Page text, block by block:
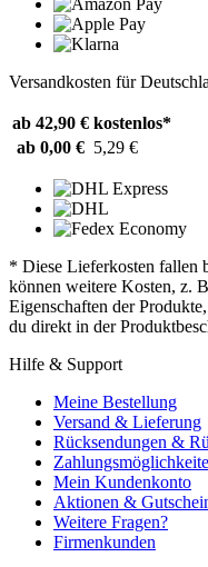
Versandkosten für
ab 42,90 € kostenlos*
ab 0,00 € 5,29 €
* Diese Lieferkosten fallen
können weitere Kosten, z.
Eigenschaften der
du direkt in der
Hilfe & Support
Meine Bestellung
Versand & Lieferung
Rücksendungen &
Mein Kundenkonto
Aktionen &
Weitere Fragen?
Firmenkunden